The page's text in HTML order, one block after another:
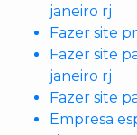
janeiro rj
Fazer site
Fazer site
janeiro rj
Fazer site
Empresa